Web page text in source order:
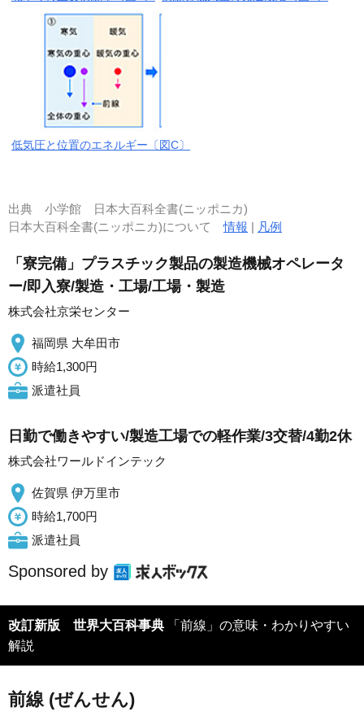
低気圧と位置のエネルギー〔図C〕
出典 小学館 日本大百科全書(ニッポニカ)
日本大百科全書(ニッポニカ)について情報 | 凡例
「寮完備」プラスチック製品の製造機械オペレータ
ー/即入寮/製造・工場/工場・製造
株式会社京栄センター
福岡県 大牟田市
時給1,300円
派遣社員
日勤で働きやすい/製造工場での軽作業/3交替/4勤2休
株式会社ワールドインテック
佐賀県 伊万里市
時給1,700円
派遣社員
Sponsored by
改訂新版 世界大百科事典
解説
前線 (ぜんせん)